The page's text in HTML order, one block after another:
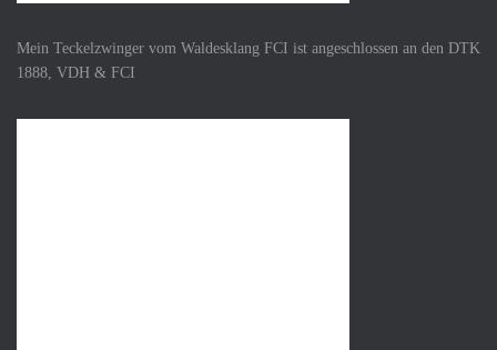
Mein Teckelzwinger vom Waldesklang FCI ist angeschlossen an den DTK
1888, VDH & FCI